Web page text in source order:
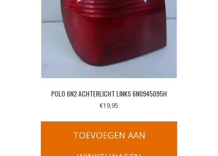
POLO 6N2 ACHTERLICHT LINKS 6N0945095H
€19,95
TOEVOEGEN AAN